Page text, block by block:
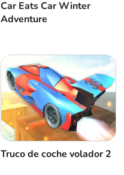
Car Eats Car Winter
Adventure
Truco de coche volador 2